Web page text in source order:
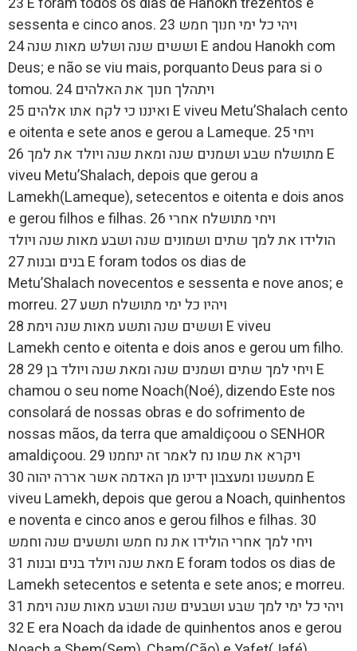
sessenta e cinco anos. 23 ויהי כל ימי חנוך חמש
וששים שנה ושלש מאות שנה 24 E andou Hanokh com
Deus; e não se viu mais, porquanto Deus para si o
tomou. 24 ויתהלך חנוך את האלהים
ואיננו כי לקח אתו אלהים 25 E viveu Metu’Shalach cento
e oitenta e sete anos e gerou a Lameque. 25 ויחי
מתושלח שבע ושמנים שנה ומאת שנה ויולד את למך 26 E
viveu Metu’Shalach, depois que gerou a
Lamekh(Lameque), setecentos e oitenta e dois anos
e gerou filhos e filhas. 26 ויחי מתושלח אחרי
הולידו את למך שתים ושמונים שנה ושבע מאות שנה ויולד
בנים ובנות 27 E foram todos os dias de
Metu’Shalach novecentos e sessenta e nove anos; e
morreu. 27 ויהיו כל ימי מתושלח תשע
וששים שנה ותשע מאות שנה וימת 28 E viveu
Lamekh cento e oitenta e dois anos e gerou um filho.
28 ויחי למך שתים ושמנים שנה ומאת שנה ויולד בן 29 E
chamou o seu nome Noach(Noé), dizendo Este nos
consolará de nossas obras e do sofrimento de
nossas mãos, da terra que amaldiçoou o SENHOR
amaldiçoou. 29 ויקרא את שמו נח לאמר זה ינחמנו
ממעשנו ומעצבון ידינו מן האדמה אשר אררה יהוה 30 E
viveu Lamekh, depois que gerou a Noach, quinhentos
e noventa e cinco anos e gerou filhos e filhas. 30
ויחי למך אחרי הולידו את נח חמש ותשעים שנה וחמש
מאת שנה ויולד בנים ובנות 31 E foram todos os dias de
Lamekh setecentos e setenta e sete anos; e morreu.
31 ויהי כל ימי למך שבע ושבעים שנה ושבע מאות שנה וימת
32 E era Noach da idade de quinhentos anos e gerou